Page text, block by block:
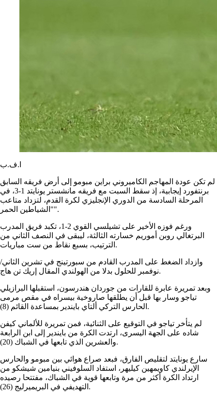
ا.ف.ب
لم تكن عودة المهاجم الكاميروني براين مبومو إلى أرض فريقه السابق
برنتفورد إيجابية، إذ سقط السبت مع فريقه مانشستر يونايتد 1-3، في
المرحلة السادسة من الدوري الإنجليزي لكرة القدم، لتزداد متاعب
"الشياطين الحمر".
ورغم فوزه الأخير على تشيلسي القوي 2-1، تكبد فريق المدرب
البرتغالي روبن أموريم خسارته الثالثة، ليبقى في النصف الثاني من
الترتيب، بسبع نقاط من ست مباريات.
وازداد الضغط على المدرب القادم من سبورتينج في تشرين الثاني/
نوفمبر للحلول بدلا من الهولندي المقال إريك تن هاج.
وبعد تمريرة عابرة للقارات من جوردان هندرسون، استقبلها البرازيلي
تياجو وسار بها قبل أن يطلقها صاروخية بيسراه في مقص مرمى
الحارس التركي ألتاي بايندير بمساعدة القائم (8).
لم يتأخر تياجو في التوقيع على الثنائية، فمن تمريرة للألماني كيفن
شاده على الجهة اليسرى، ارتدت الكرة من بايندير إلى ابن الرابعة
والعشرين الذي تابعها في الشباك (20).
سارع يونايتد لتقليص الفارق، فبعد صراع هوائي بين مبومو والحارس
الإيرلندي كاويمهين كيليهر، استفاد السلوفيني بنيامين شيشكو من
ارتداد الكرة أكثر من مرة وتابعها قوية في الشباك، مفتتحا رصيده
التهديفي في البريميرليج (26).